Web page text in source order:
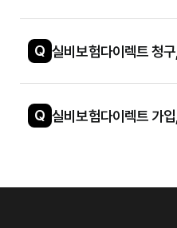
Q 실비보험다이렉트 청
Q 실비보험다이렉트 가